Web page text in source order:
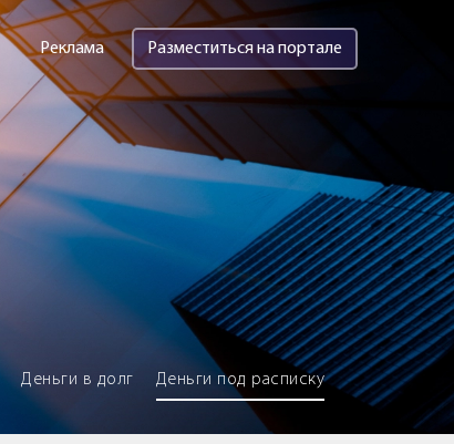
Реклама Разместиться на портале
Деньги в долг Деньги под расписку